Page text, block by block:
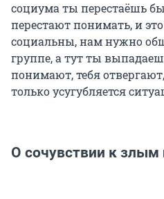
социума ты перестаёшь
перестают понимать, и
социальны, нам нужно
группе, а тут ты
понимают, тебя
только усугубляется
О сочувствии к злым